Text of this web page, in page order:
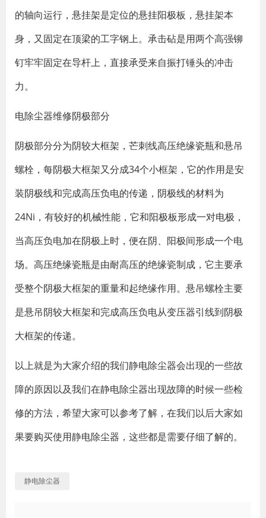
的轴向运行，悬挂架是定位的悬挂阳极板，悬挂架本
身，又固定在顶梁的工字钢上。承击砧是用两个高强铆
钉牢牢固定在导杆上，直接承受来自振打锤头的冲击
力。
电除尘器维修阴极部分
阴极部分分为阴较大框架，芒刺线高压绝缘瓷瓶和悬吊
螺栓，每阴极大框架又分成34个小框架，它的作用是安
装阴极线和完成高压负电的传递，阴极线的材料为
24Ni，有较好的机械性能，它和阳极板形成一对电极，
当高压负电加在阴极上时，便在阴、阳极间形成一个电
场。高压绝缘瓷瓶是由耐高压的绝缘瓷制成，它主要承
受整个阴极大框架的重量和起绝缘作用。悬吊螺栓主要
是悬吊阴较大框架和完成高压负电从变压器引线到阴极
大框架的传递。
以上就是为大家介绍的我们静电除尘器会出现的一些故
障的原因以及我们在静电除尘器出现故障的时候一些检
修的方法，希望大家可以参考了解，在我们以后大家如
果要购买使用静电除尘器，这些都是需要仔细了解的。
静电除尘器